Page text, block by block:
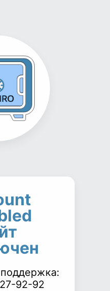
92-92